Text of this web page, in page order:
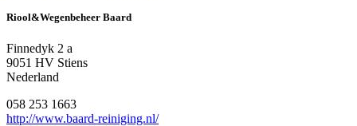
Riool&Wegenbeheer Baard
Finnedyk 2 a
9051 HV Stiens
Nederland
058 253 1663
http://www.baard-reiniging.nl/